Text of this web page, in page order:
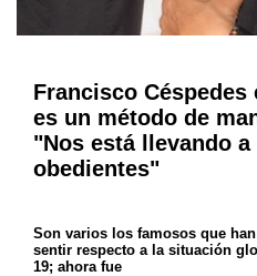
Francisco Céspedes
es un método de
"Nos está llevando a
obedientes"
Son varios los famosos que
sentir respecto a la situación
19; ahora fue